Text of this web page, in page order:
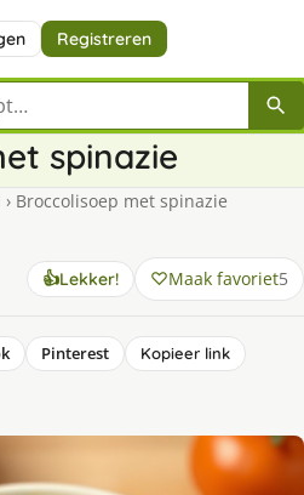
Registreren
spinazie
› Broccolisoep met spinazie
👍Lekker! Maak favoriet5
Pinterest
Kopieer link